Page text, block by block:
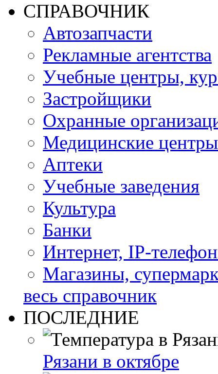
СПРАВОЧНИК
Автозапчасти
Рекламные агентства
Учебные центры,
Застройщики
Охранные
Медицинские центры
Аптеки
Учебные заведения
Культура
Банки
Интернет, IP-
Магазины,
весь справочник
ПОСЛЕДНИЕ
Рязани в октябре